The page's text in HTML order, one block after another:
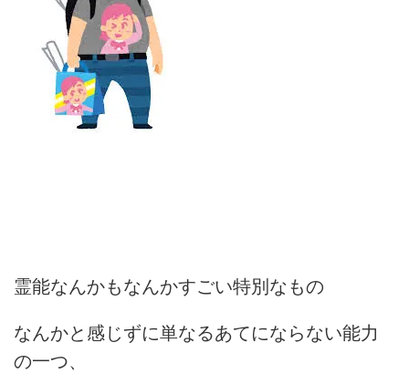
霊能なんかもなんかすごい特別なもの
なんかと感じずに単なるあてにならない能力
の一つ、